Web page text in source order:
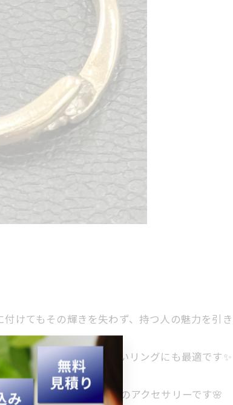
けてもその輝きを失わず、持つ人の魅力を引
ザインや華やかで美しいリングにも最適です✨
には、まさにぴったりのアクセサリーです🌸